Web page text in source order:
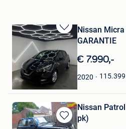
Bewaren
in
Mijn
Favorieten
Nissan
GARANTIE
€ 7.990,-
2020 115.399
DD Motors BV
Brugge
Bewaren
Nissan
pk)